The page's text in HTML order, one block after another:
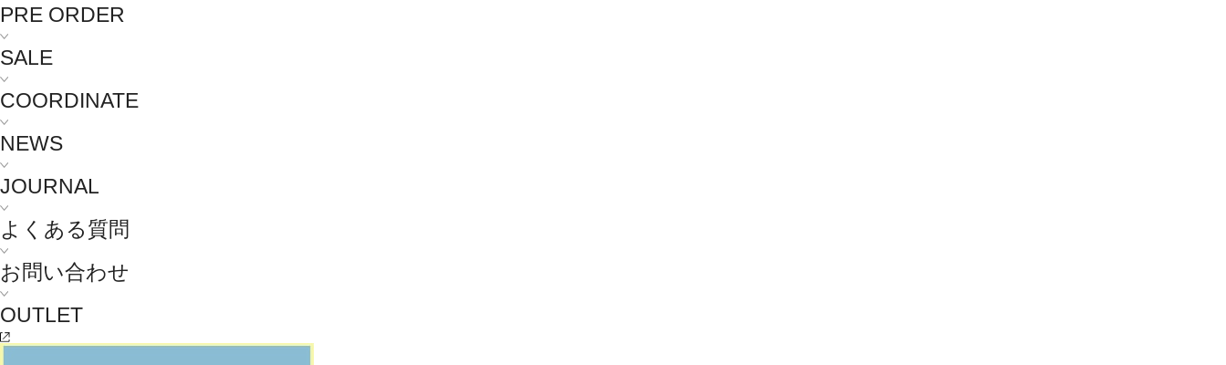
PRE ORDER
SALE
COORDINATE
NEWS
JOURNAL
よくある質問
お問い合わせ
OUTLET